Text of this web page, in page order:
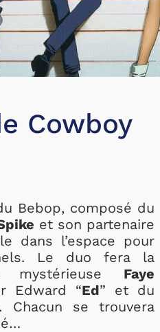
Cowboy
Bebop, composé du
et son partenaire
dans l’espace pour
Le duo fera la
Faye
Edward “Ed” et du
. Chacun se trouvera